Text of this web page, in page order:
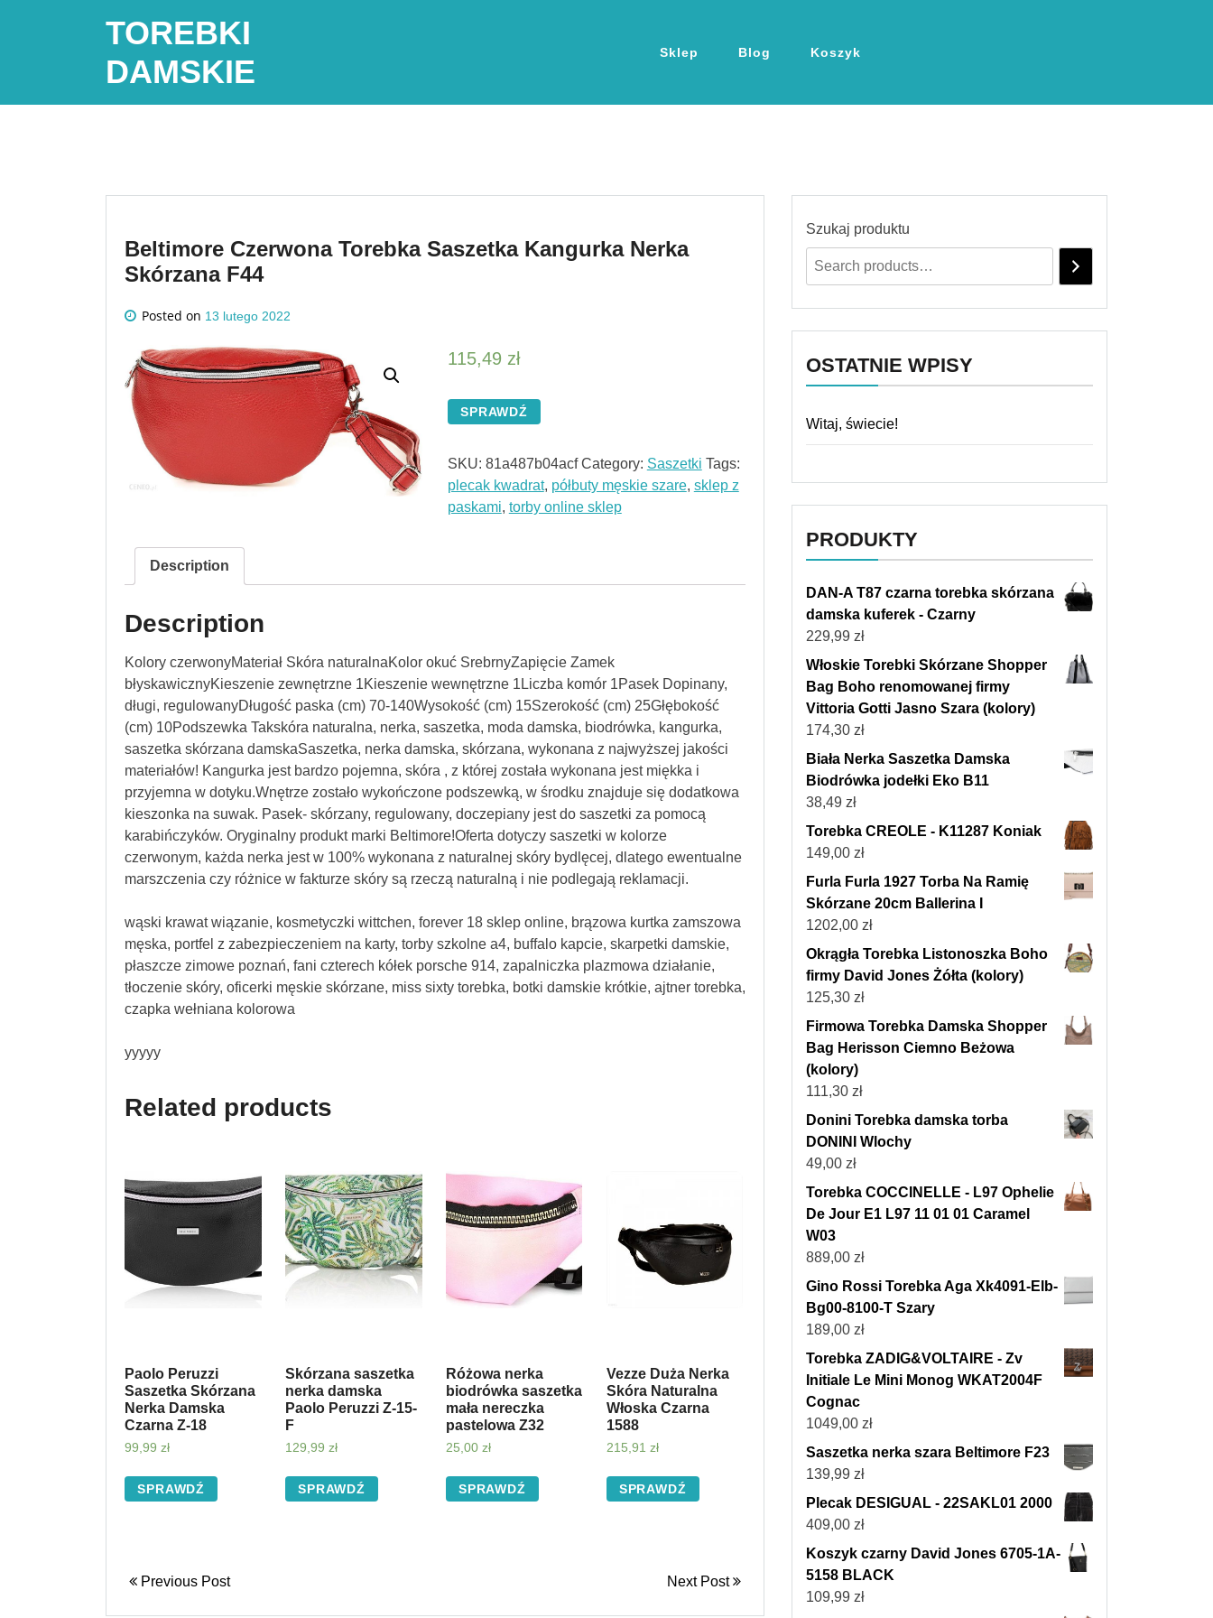
TOREBKI
DAMSKIE
Sklep Blog Koszyk
Beltimore Czerwona Torebka Saszetka Kangurka Nerka
Skórzana F44
Posted on 13 lutego 2022
115,49 zł
SPRAWDŹ
SKU: 81a487b04acf Category: Saszetki Tags:
plecak kwadrat, półbuty męskie szare, sklep z
paskami, torby online sklep
Description
Description
Kolory czerwonyMateriał Skóra naturalnaKolor okuć SrebrnyZapięcie Zamek
błyskawicznyKieszenie zewnętrzne 1Kieszenie wewnętrzne 1Liczba komór 1Pasek Dopinany,
długi, regulowanyDługość paska (cm) 70-140Wysokość (cm) 15Szerokość (cm) 25Głębokość
(cm) 10Podszewka Takskóra naturalna, nerka, saszetka, moda damska, biodrówka, kangurka,
saszetka skórzana damskaSaszetka, nerka damska, skórzana, wykonana z najwyższej jakości
materiałów! Kangurka jest bardzo pojemna, skóra , z której została wykonana jest miękka i
przyjemna w dotyku.Wnętrze zostało wykończone podszewką, w środku znajduje się dodatkowa
kieszonka na suwak. Pasek- skórzany, regulowany, doczepiany jest do saszetki za pomocą
karabińczyków. Oryginalny produkt marki Beltimore!Oferta dotyczy saszetki w kolorze
czerwonym, każda nerka jest w 100% wykonana z naturalnej skóry bydlęcej, dlatego ewentualne
marszczenia czy różnice w fakturze skóry są rzeczą naturalną i nie podlegają reklamacji.
wąski krawat wiązanie, kosmetyczki wittchen, forever 18 sklep online, brązowa kurtka zamszowa
męska, portfel z zabezpieczeniem na karty, torby szkolne a4, buffalo kapcie, skarpetki damskie,
płaszcze zimowe poznań, fani czterech kółek porsche 914, zapalniczka plazmowa działanie,
tłoczenie skóry, oficerki męskie skórzane, miss sixty torebka, botki damskie krótkie, ajtner torebka,
czapka wełniana kolorowa
yyyyy
Related products
Paolo Peruzzi
Saszetka Skórzana
Nerka Damska
Czarna Z-18
99,99 zł
SPRAWDŹ
Skórzana saszetka
nerka damska
Paolo Peruzzi Z-15-
F
129,99 zł
SPRAWDŹ
Różowa nerka
biodrówka saszetka
mała nereczka
pastelowa Z32
25,00 zł
SPRAWDŹ
Vezze Duża Nerka
Skóra Naturalna
Włoska Czarna
1588
215,91 zł
SPRAWDŹ
Previous Post Next Post
Szukaj produktu
OSTATNIE WPISY
Witaj, świecie!
PRODUKTY
DAN-A T87 czarna torebka skórzana
damska kuferek - Czarny
229,99 zł
Włoskie Torebki Skórzane Shopper
Bag Boho renomowanej firmy
Vittoria Gotti Jasno Szara (kolory)
174,30 zł
Biała Nerka Saszetka Damska
Biodrówka jodełki Eko B11
38,49 zł
Torebka CREOLE - K11287 Koniak
149,00 zł
Furla Furla 1927 Torba Na Ramię
Skórzane 20cm Ballerina I
1202,00 zł
Okrągła Torebka Listonoszka Boho
firmy David Jones Żółta (kolory)
125,30 zł
Firmowa Torebka Damska Shopper
Bag Herisson Ciemno Beżowa
(kolory)
111,30 zł
Donini Torebka damska torba
DONINI Wlochy
49,00 zł
Torebka COCCINELLE - L97 Ophelie
De Jour E1 L97 11 01 01 Caramel
W03
889,00 zł
Gino Rossi Torebka Aga Xk4091-Elb-
Bg00-8100-T Szary
189,00 zł
Torebka ZADIG&VOLTAIRE - Zv
Initiale Le Mini Monog WKAT2004F
Cognac
1049,00 zł
Saszetka nerka szara Beltimore F23
139,99 zł
Plecak DESIGUAL - 22SAKL01 2000
409,00 zł
Koszyk czarny David Jones 6705-1A-
5158 BLACK
109,99 zł